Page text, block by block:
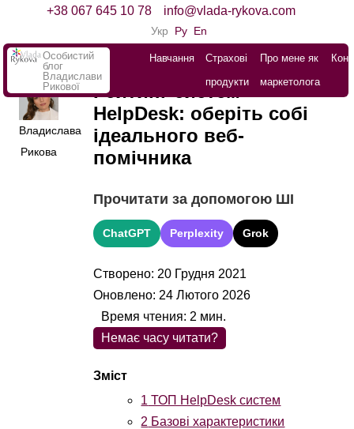
+38 067 645 10 78 info@vlada-rykova.com
Укр Ру En
Особистий
блог
Владислави
Рикової
Навчання
Страхові
продукти
Про мене як
маркетолога
Владислава
Рикова
Рейтинг систем
HelpDesk: оберіть собі
ідеального веб-
помічника
Прочитати за допомогою ШІ
ChatGPT Perplexity Grok
Створено: 20 Грудня 2021
Оновлено: 24 Лютого 2026
Немає часу читати?
1 ТОП HelpDesk систем
2 Базові характеристики
Время чтения: 2 мин.